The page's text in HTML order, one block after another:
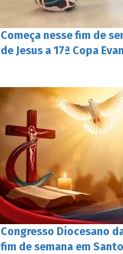
Começa nesse fim de
de Jesus a 17ª Copa
Congresso Diocesano
fim de semana em